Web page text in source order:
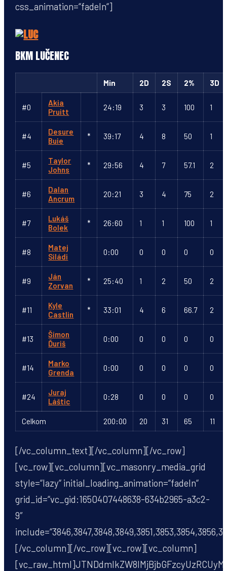
css_animation=“fadeIn“]
BKM LUČENEC
Min 2D 2S 2% 3D
#0
Akia
Pruitt
24:19 3 3 100 1
#4
Desure
Buie
* 39:17 4 8 50 1
#5
Taylor
Johns
* 29:56 4 7 57.1 2
#6
Dalan
Ancrum
20:21 3 4 75 2
#7
Lukáš
Bolek
* 26:60 1 1 100 1
#8
Matej
Siládi
0:00 0 0 0 0
#9
Ján
Zorvan
* 25:40 1 2 50 2
#11
Kyle
Castlin
* 33:01 4 6 66.7 2
#13
Šimon
Ďuriš
0:00 0 0 0 0
#14
Marko
Grenda
0:00 0 0 0 0
#24
Juraj
Láštic
0:28 0 0 0 0
Celkom 200:00 20 31 65 11
[/vc_column_text][/vc_column][/vc_row]
[vc_row][vc_column][vc_masonry_media_grid
style=“lazy“ initial_loading_animation=“fadeIn“
grid_id=“vc_gid:1650407448638-634b2965-a3c2-
9″
[/vc_column][/vc_row][vc_row][vc_column]